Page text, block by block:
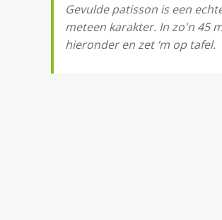
Gevulde patisson is een
meteen karakter. In zo'n 45
hieronder en zet ‘m op tafel.